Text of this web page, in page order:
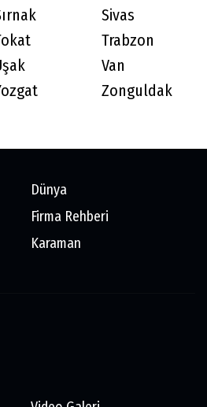
Sivas
Trabzon
Van
Zonguldak
Dünya
Firma Rehberi
Karaman